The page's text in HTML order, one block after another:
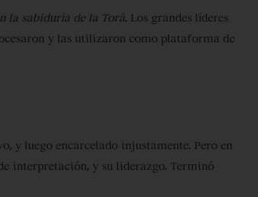
la sabiduría de la Torá. Los grandes líderes
y las utilizaron como plataforma de
y luego encarcelado injustamente. Pero en
interpretación, y su liderazgo. Terminó